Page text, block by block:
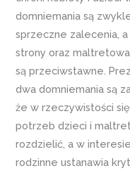
domniemania są
sprzeczne zalecenia,
strony oraz
są przeciwstawne.
dwa domniemania są
że ​​w rzeczywistości
potrzeb dzieci i
rozdzielić, a w
rodzinne ustanawia